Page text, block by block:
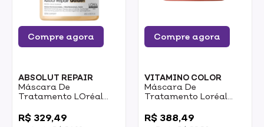
Compre agora
ABSOLUT REPAIR
Máscara De
Tratamento LOréal
Repair Golden 250ml
R$ 329,49
Compre agora
VITAMINO COLOR
Máscara De
Tratamento Loréal
500g
R$ 388,49